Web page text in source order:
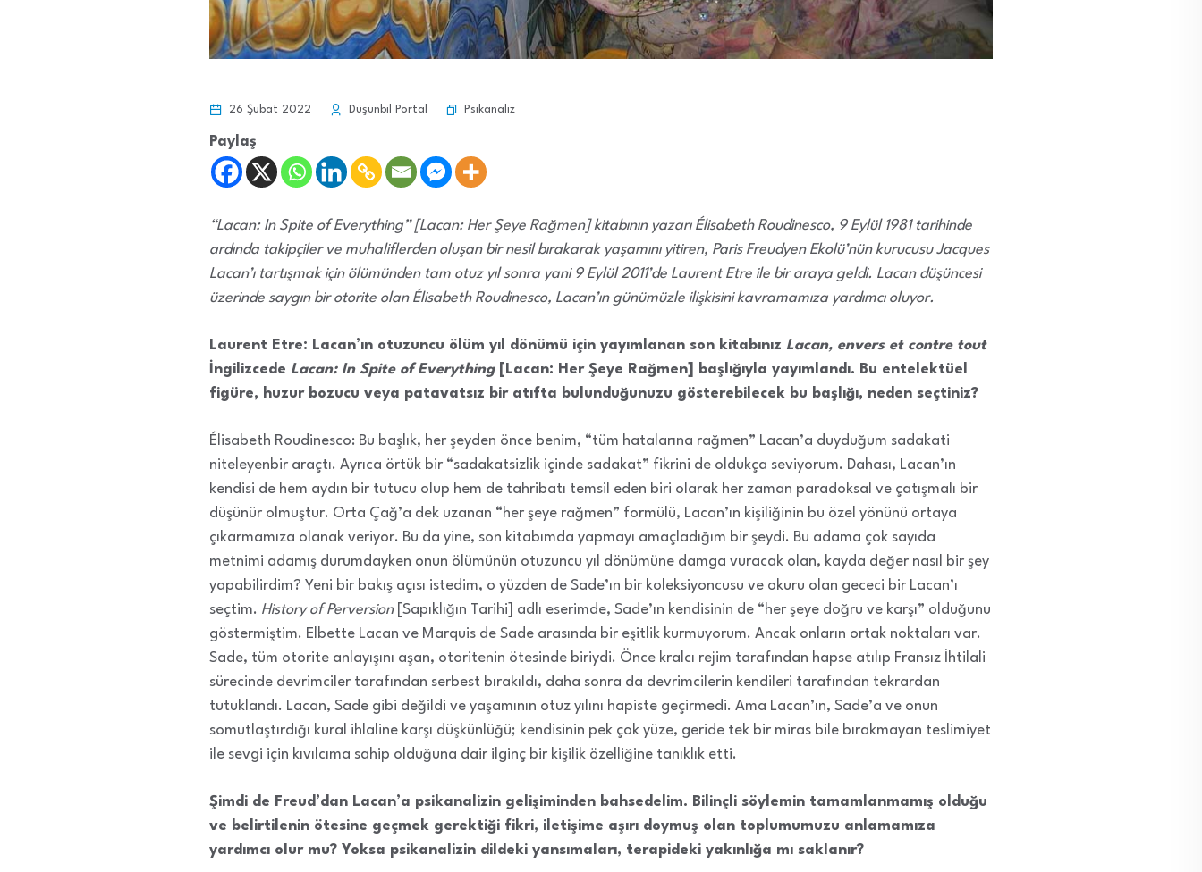
26 Şubat 2022 Düşünbil Portal Psikanaliz
Paylaş
“Lacan: In Spite of Everything” [Lacan: Her Şeye Rağmen] kitabının yazarı Élisabeth Roudinesco, 9 Eylül 1981 tarihinde
ardında takipçiler ve muhaliflerden oluşan bir nesil bırakarak yaşamını yitiren, Paris Freudyen Ekolü’nün kurucusu Jacques
Lacan’ı tartışmak için ölümünden tam otuz yıl sonra yani 9 Eylül 2011’de Laurent Etre ile bir araya geldi. Lacan düşüncesi
üzerinde saygın bir otorite olan Élisabeth Roudinesco, Lacan’ın günümüzle ilişkisini kavramamıza yardımcı oluyor.
Laurent Etre: Lacan’ın otuzuncu ölüm yıl dönümü için yayımlanan son kitabınız Lacan, envers et contre tout
İngilizcede Lacan: In Spite of Everything[Lacan: Her Şeye Rağmen] başlığıyla yayımlandı. Bu entelektüel
figüre, huzur bozucu veya patavatsız bir atıfta bulunduğunuzu gösterebilecek bu başlığı, neden seçtiniz?
Élisabeth Roudinesco: Bu başlık, her şeyden önce benim, “tüm hatalarına rağmen” Lacan’a duyduğum sadakati
niteleyenbir araçtı. Ayrıca örtük bir “sadakatsizlik içinde sadakat” fikrini de oldukça seviyorum. Dahası, Lacan’ın
kendisi de hem aydın bir tutucu olup hem de tahribatı temsil eden biri olarak her zaman paradoksal ve çatışmalı bir
düşünür olmuştur. Orta Çağ’a dek uzanan “her şeye rağmen” formülü, Lacan’ın kişiliğinin bu özel yönünü ortaya
çıkarmamıza olanak veriyor. Bu da yine, son kitabımda yapmayı amaçladığım bir şeydi. Bu adama çok sayıda
metnimi adamış durumdayken onun ölümünün otuzuncu yıl dönümüne damga vuracak olan, kayda değer nasıl bir şey
yapabilirdim? Yeni bir bakış açısı istedim, o yüzden de Sade’ın bir koleksiyoncusu ve okuru olan gececi bir Lacan’ı
seçtim. History of Perversion [Sapıklığın Tarihi] adlı eserimde, Sade’ın kendisinin de “her şeye doğru ve karşı” olduğunu
göstermiştim. Elbette Lacan ve Marquis de Sade arasında bir eşitlik kurmuyorum. Ancak onların ortak noktaları var.
Sade, tüm otorite anlayışını aşan, otoritenin ötesinde biriydi. Önce kralcı rejim tarafından hapse atılıp Fransız İhtilali
sürecinde devrimciler tarafından serbest bırakıldı, daha sonra da devrimcilerin kendileri tarafından tekrardan
tutuklandı. Lacan, Sade gibi değildi ve yaşamının otuz yılını hapiste geçirmedi. Ama Lacan’ın, Sade’a ve onun
somutlaştırdığı kural ihlaline karşı düşkünlüğü; kendisinin pek çok yüze, geride tek bir miras bile bırakmayan teslimiyet
ile sevgi için kıvılcıma sahip olduğuna dair ilginç bir kişilik özelliğine tanıklık etti.
Şimdi de Freud’dan Lacan’a psikanalizin gelişiminden bahsedelim. Bilinçli söylemin tamamlanmamış olduğu
ve belirtilenin ötesine geçmek gerektiği fikri, iletişime aşırı doymuş olan toplumumuzu anlamamıza
yardımcı olur mu? Yoksa psikanalizin dildeki yansımaları, terapideki yakınlığa mı saklanır?